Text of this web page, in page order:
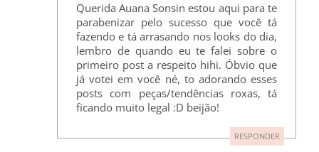
Querida Auana Sonsin estou aqui para te
parabenizar pelo sucesso que você tá
fazendo e tá arrasando nos looks do dia,
lembro de quando eu te falei sobre o
primeiro post a respeito hihi. Óbvio que
já votei em você né, to adorando esses
posts com peças/tendências roxas, tá
ficando muito legal :D beijão!
RESPONDER